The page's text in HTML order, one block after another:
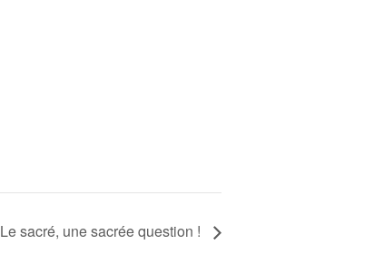
Le sacré, une sacrée question !